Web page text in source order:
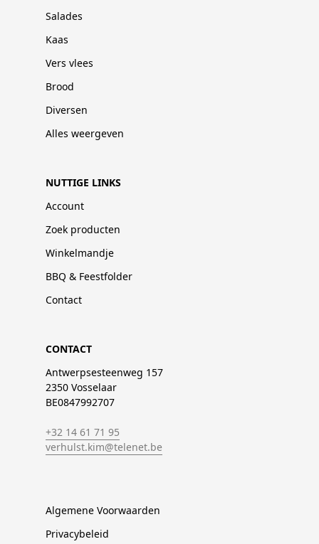
Salades
Kaas
Vers vlees
Brood
Diversen
Alles weergeven
NUTTIGE LINKS
Account
Zoek producten
Winkelmandje
BBQ & Feestfolder
Contact
CONTACT
Antwerpsesteenweg 157
2350 Vosselaar
BE0847992707
+32 14 61 71 95
verhulst.kim@telenet.be
Algemene Voorwaarden
Privacybeleid